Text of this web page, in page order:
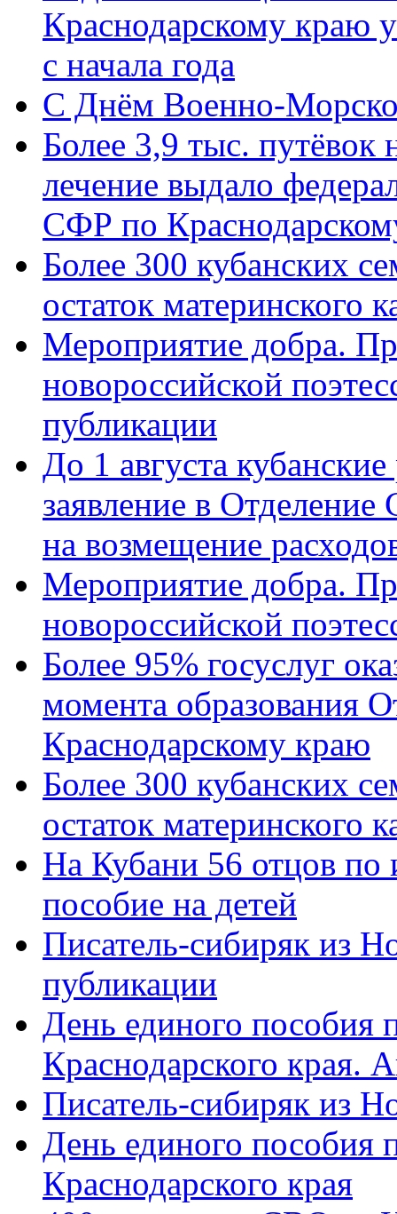
Краснодарскому краю
с начала года
C Днём Военно-
Более 3,9 тыс. путёвок
лечение выдало
СФР по
Более 300 кубанских
остаток материнского
Мероприятие добра.
новороссийской
публикации
До 1 августа
заявление в
на возмещение
Мероприятие добра.
новороссийской
Более 95% госуслуг
момента образования
Краснодарскому краю
Более 300 кубанских
остаток материнского
На Кубани 56 отцов по
пособие на детей
Писатель-сибиряк из
публикации
День единого пособия
Краснодарского края.
Писатель-сибиряк из
День единого пособия
Краснодарского края